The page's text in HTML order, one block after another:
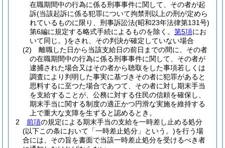
在職期間中の行為に係る刑事事件に関して、その者が起
訴(当該起訴に係る犯罪について拘禁刑以上の刑が定めら
れているものに限り、刑事訴訟法(昭和23年法律第131号)
第6編に規定する略式手続によるものを除く。 第5項にお
いて同じ。)をされ、その判決が確定していない場合
(2)
離職した日から当該支給日の前日までの間に、その者
の在職期間中の行為に係る刑事事件に関して、その者が
逮捕された場合又はその者から聴取をした事項若しくは
調査により判明した事実に基づきその者に犯罪があると
思料するに至つた場合であつて、その者に対し期末手当
を支給することが、公務に対する住民の信頼を確保し、
期末手当に関する制度の適正かつ円滑な実施を維持する
上で重大な支障を生ずると認めるとき。
2
前項の規定による期末手当の支給を一時差し止める処分
(以下この条において「一時差止処分」という。)を行う場
合には、その旨を書面で当該一時差止処分を受けるべき者